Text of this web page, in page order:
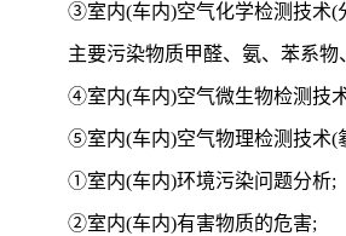
③室内(车内)空气化学检测技术(
主要污染物质甲醛、氨、苯系物
④室内(车内)空气微生物检测技
⑤室内(车内)空气物理检测技术(
①室内(车内)环境污染问题分析;
②室内(车内)有害物质的危害;